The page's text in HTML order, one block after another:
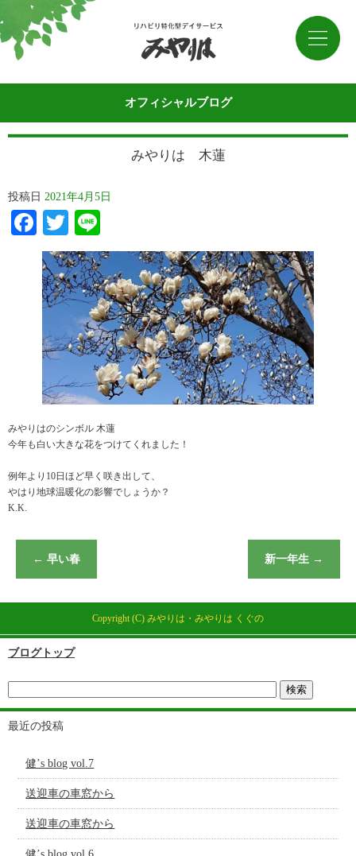
オフィシャルブログ
みやりは 木蓮
投稿日 2021年4月5日
Facebook
Twitter
みやりはのシンボル 木蓮
今年も白い大きな花をつけてくれました！
例年より10日ほど早く咲き出して、
やはり地球温暖化の影響でしょうか？
K.K.
← 早い春 新一年生 →
Copyright (C) みやりは・みやりは くぐの
ブログトップ
最近の投稿
健’s blog vol.7
送迎車の車窓から
送迎車の車窓から